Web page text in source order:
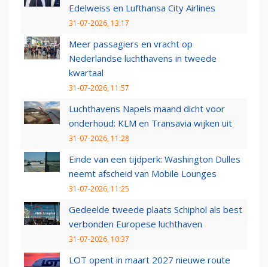
Edelweiss en Lufthansa City Airlines
31-07-2026, 13:17
Meer passagiers en vracht op
Nederlandse luchthavens in tweede
kwartaal
31-07-2026, 11:57
Luchthavens Napels maand dicht voor
onderhoud: KLM en Transavia wijken uit
31-07-2026, 11:28
Einde van een tijdperk: Washington Dulles
neemt afscheid van Mobile Lounges
31-07-2026, 11:25
Gedeelde tweede plaats Schiphol als best
verbonden Europese luchthaven
31-07-2026, 10:37
LOT opent in maart 2027 nieuwe route